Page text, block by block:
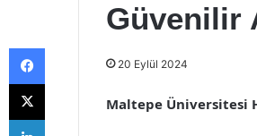
Güvenilir
20 Eylül 2024
Maltepe Üniversitesi
Facebook
X
LinkedIn